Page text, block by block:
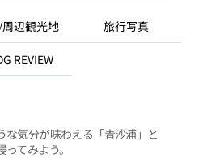
辺観光地 旅行写真
REVIEW
気分が味わえる「青沙浦」と
てみよう。